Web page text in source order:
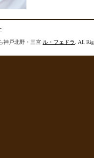
神戸北野・三宮 ル・フェドラ . All